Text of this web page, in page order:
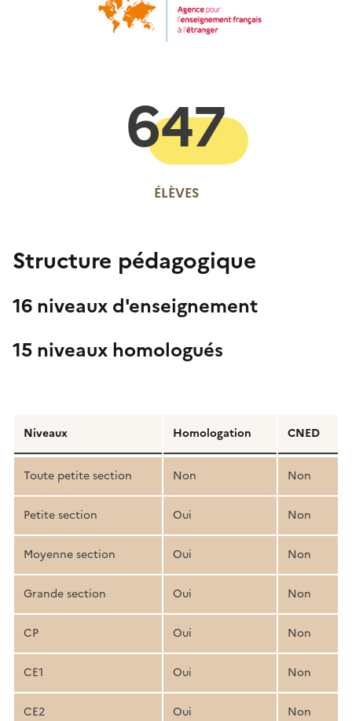
ÉLÈVES
647
Structure pédagogique
16 niveaux d'enseignement
15 niveaux homologués
de
la
structure
pédagogique
Niveaux Homologation CNED
Toute petite section Non Non
Petite section Oui Non
Moyenne section Oui Non
Grande section Oui Non
CP Oui Non
CE1 Oui Non
CE2 Oui Non